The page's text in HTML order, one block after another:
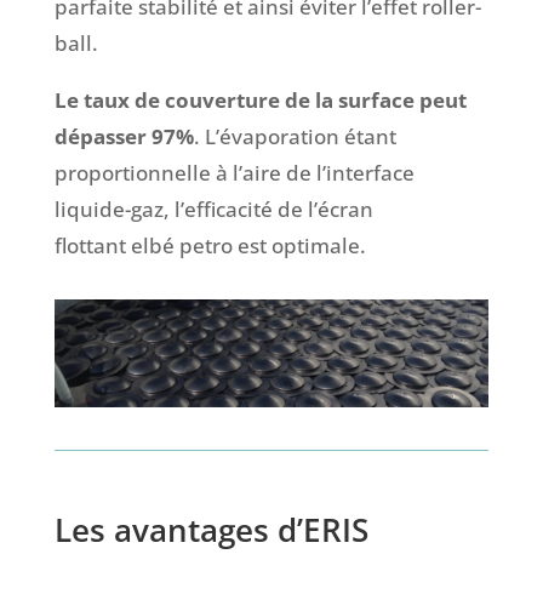
parfaite stabilité et ainsi éviter l’effet roller-
ball.
Le taux de couverture de la surface peut
dépasser 97%. L’évaporation étant
proportionnelle à l’aire de l’interface
liquide-gaz, l’efficacité de l’écran
flottant elbé petro est optimale.
Les avantages d’ERIS